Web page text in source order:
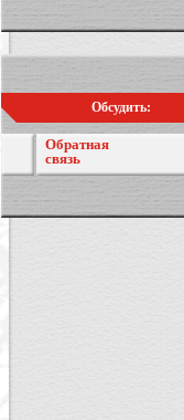
Обсудить:
Обратная
связь